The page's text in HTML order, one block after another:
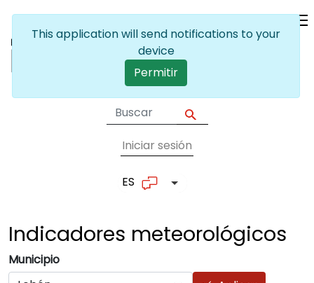
User account
Iniciar sesión
ES Lista adicional de
Indicadores meteorológicos
Municipio
This application will send notifications to your
device
Permitir